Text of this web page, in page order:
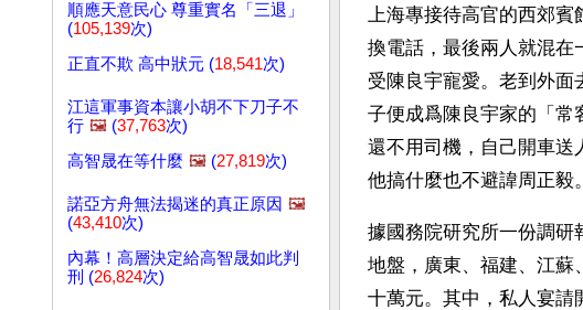
順應天意民心 尊重實名「三退」
(105,139次)
正直不欺 高中狀元 (18,541次)
江這軍事資本讓小胡不下刀子不
行 🖼️ (37,763次)
高智晟在等什麼 🖼️ (27,819次)
諾亞方舟無法揭迷的真正原因 🖼️
(43,410次)
內幕！高層決定給高智晟如此判
刑 (26,824次)
上海專接待高官的西郊賓
換電話，最後兩人就混在
受陳良宇寵愛。老到外
子便成爲陳良宇家的「常
還不用司機，自己開車送
他搞什麼也不避諱周正毅。
據國務院研究所一份調研
地盤，廣東、福建、江蘇
十萬元。其中，私人宴請